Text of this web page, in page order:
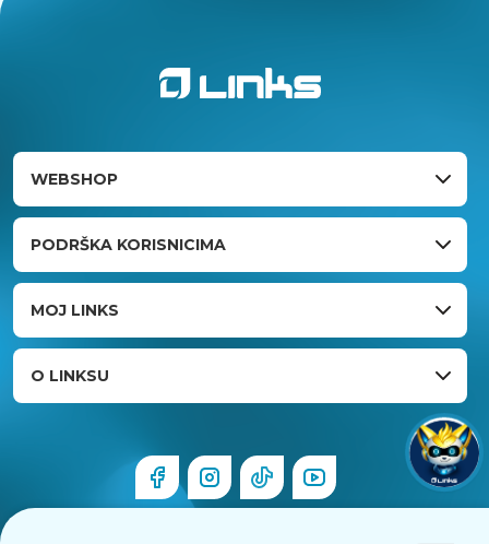
WEBSHOP
PODRŠKA KORISNICIMA
MOJ LINKS
O LINKSU